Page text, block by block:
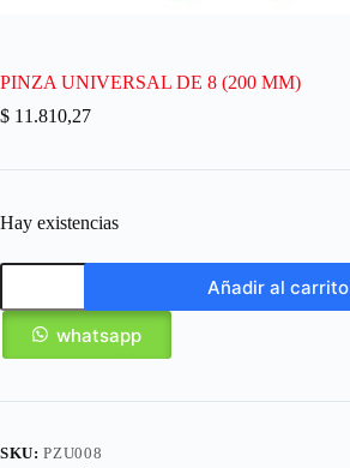
PINZA UNIVERSAL DE 8 (200 MM)
$ 11.810,27
Hay existencias
Añadir al carrito
whatsapp
SKU:PZU008